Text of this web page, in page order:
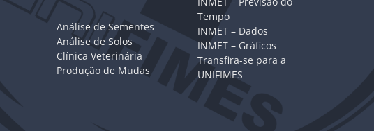
Análise de Sementes
Análise de Solos
Clínica Veterinária
Produção de Mudas
Tempo
INMET – Dados
INMET – Gráficos
Transfira-se para a
UNIFIMES